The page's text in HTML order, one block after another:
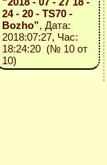
24 - 20 - TS70 -
Bozho”, Дата:
2018:07:27, Час:
18:24:20 (№ 10 от
10)